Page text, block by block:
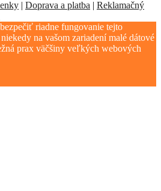
| Doprava a platba | Reklamačný
riadne fungovanie tejto
na vašom zariadení malé dátové
prax väčšiny veľkých webových